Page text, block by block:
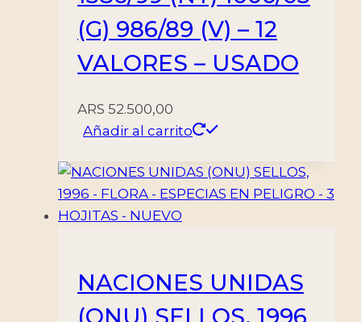
(G) 986/89 (V) – 12
VALORES – USADO
ARS 52.500,00
Añadir al carrito
NACIONES UNIDAS
(ONU) SELLOS, 1996